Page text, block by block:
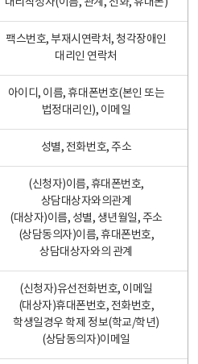
대리작성자(이름, 관계, 전화, 휴대폰)
팩스번호, 부재시연락처, 청각장애인
대리인 연락처
아이디, 이름, 휴대폰번호(본인 또는
법정대리인), 이메일
성별, 전화번호, 주소
(신청자)이름, 휴대폰번호,
상담대상자와의관계
(대상자)이름, 성별, 생년월일, 주소
(상담동의자)이름, 휴대폰번호,
상담대상자와의 관계
(신청자)유선전화번호, 이메일
(대상자)휴대폰번호, 전화번호,
학생일경우 학제 정보(학교/학년)
(상담동의자)이메일